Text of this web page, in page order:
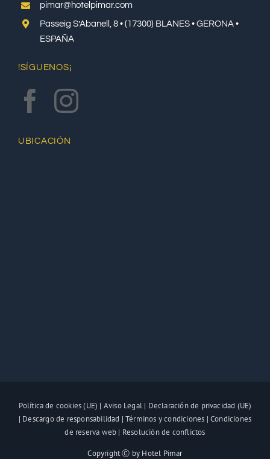
pimar@hotelpimar.com
Passeig S’Abanell, 8 • (17300) BLANES • GERONA •
ESPAÑA
!SÍGUENOS¡
UBICACIÓN
Política de cookies (UE) | Aviso Legal| Declaración de privacidad (UE)
| Descargo de responsabilidad |Términos y condiciones | Condiciones
de reserva web | Resolución de conflictos
Copyright Ⓒ by Hotel Pimar